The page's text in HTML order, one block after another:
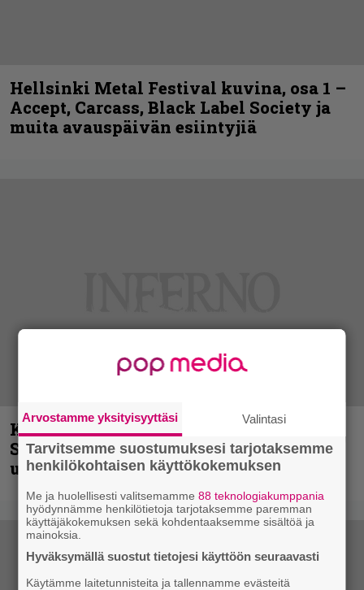
Hellsinki Metal Festival kuvina, osa 1 –
Accept, Carcass, Black Label Society ja
muita avauspäivän esiintyjiä
Kunnianosoitus hyiselle Pohjolalle –
Shining hyppäsi keskelle kinoksia
uudella videollaan
Arvostamme yksityisyyttäsi Valintasi
Tarvitsemme suostumuksesi tarjotaksemme
henkilökohtaisen käyttökokemuksen
Me ja huolellisesti valitsemamme88 teknologiakumppania
hyödynnämme henkilötietoja tarjotaksemme paremman
käyttäjäkokemuksen sekä kohdentaaksemme sisältöä ja
mainoksia.
Hyväksymällä suostut tietojesi käyttöön seuraavasti
Käytämme laitetunnisteita ja tallennamme evästeitä